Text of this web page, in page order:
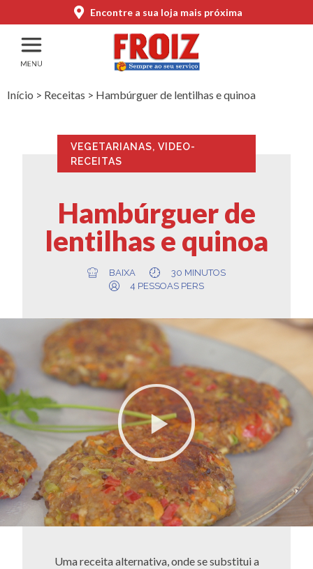
Encontre a sua loja mais próxima
Início > Receitas > Hambúrguer de lentilhas e quinoa
VEGETARIANAS, VIDEO-
RECEITAS
Hambúrguer de
lentilhas e quinoa
BAIXA
30 MINUTOS
4 PESSOAS PERS
Uma receita alternativa, onde se substitui a